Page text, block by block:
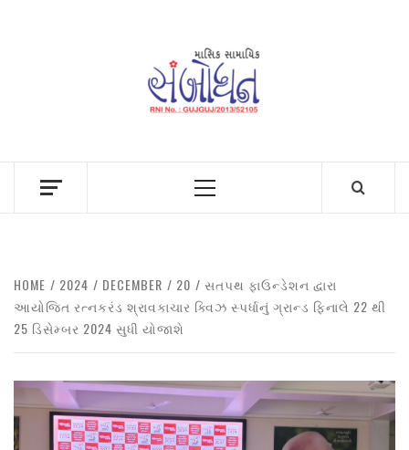
Primary
HOME 2024 DECEMBER 20
સતપથ ફાઉન્ડેશન દ્વારા
આયોજિત રત્નકરંડ શ્રાવકાચાર ક્વિઝ સ્પર્ધાનું ગ્રાન્ડ ફિનાલે 22 થી
25 ડિસેમ્બર 2024 સુધી યોજાશે